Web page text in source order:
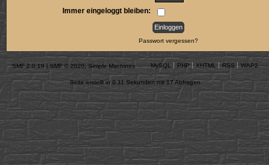
Immer eingeloggt bleiben:
Passwort vergessen?
SMF 2.0.19 | SMF © 2020 ,Simple Machines MySQL PHP XHTML RSS WAP2
Seite erstellt in 0.11 Sekunden mit 17 Abfragen.